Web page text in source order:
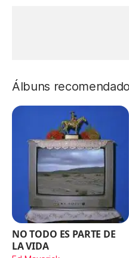
Álbuns
NO TODO ES PARTE DE
LA VIDA